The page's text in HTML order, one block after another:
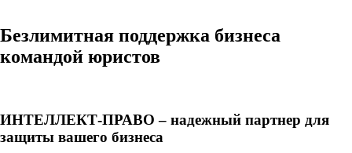
Безлимитная поддержка бизнеса
командой юристов
ИНТЕЛЛЕКТ-ПРАВО – надежный партнер для
защиты вашего бизнеса